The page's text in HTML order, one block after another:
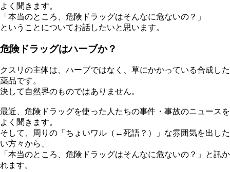
よく聞きます。
「本当のところ、危険ドラッグはそんなに危ないの？」
ということについてお話したいと思います。
危険ドラッグはハーブか？
クスリの主体は、ハーブではなく、草にかかっている合成した
薬品です。
決して自然界のものではありません。
最近、危険ドラッグを使った人たちの事件・事故のニュースを
よく聞きます。
そして、周りの「ちょいワル（←死語？）」な雰囲気を出した
い方々から、
「本当のところ、危険ドラッグはそんなに危ないの？」と訊か
れます。